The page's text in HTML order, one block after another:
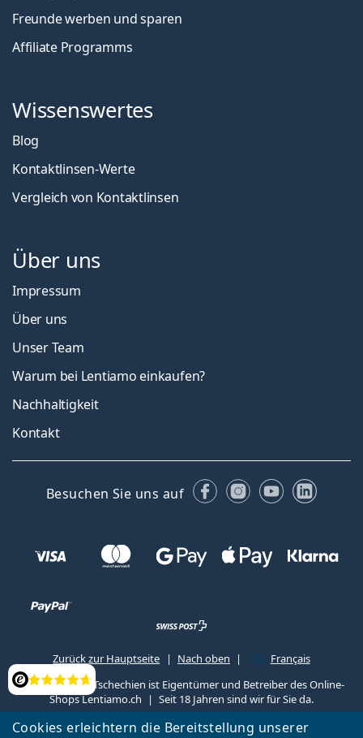
Cookies erleichtern die Bereitstellung unserer
Bewertung
Freunde werben und sparen
Affiliate Programms
Wissenswertes
Blog
Kontaktlinsen-Werte
Vergleich von Kontaktlinsen
Über uns
Impressum
Über uns
Unser Team
Warum bei Lentiamo einkaufen?
Nachhaltigkeit
Kontakt
Besuchen Sie uns auf FacebookInstagram
YouTube
Zurück zur Hauptseite Nach oben
Français
Lentiamo s.r.o., Tschechien ist Eigentümer und Betreiber des Online-
Shops Lentiamo.ch
Seit 18 Jahren sind wir für Sie da.